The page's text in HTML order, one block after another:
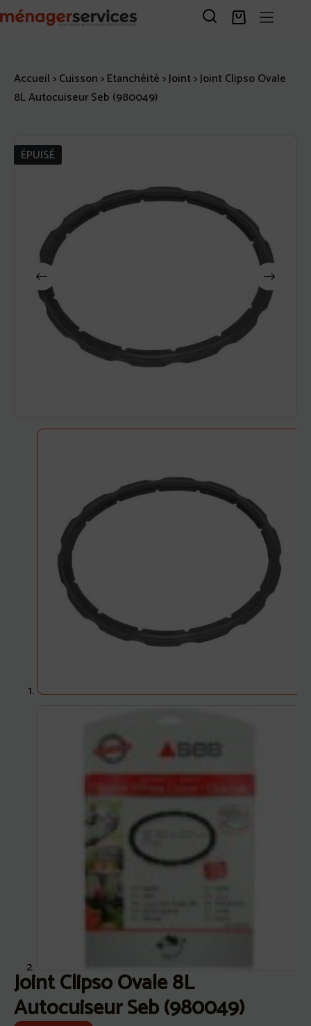
au
Panier
Accueil>Cuisson>Etanchéité>Joint>Joint Clipso Ovale
8L Autocuiseur Seb (980049)
ÉPUISÉ
Joint Clipso Ovale 8L
Autocuiseur Seb (980049)